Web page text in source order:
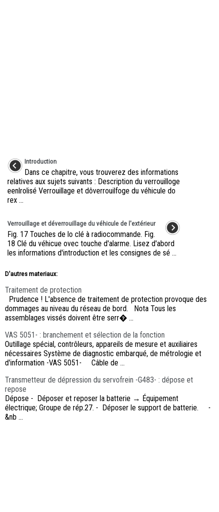
Introduction
Dans ce chapitre, vous trouverez des informations
relatives aux sujets suivants : Description du verrouilloge
eenlrolisé Verrouillage et dôverrouilfoge du véhicule do
rex ...
Verrouillage et déverrouillage du véhicule de l'extérieur
Fig. 17 Touches de lo clé à radiocommande. Fig.
18 Clé du véhicue ovec touche d'alarme. Lisez d'abord
les informations d'introduction et les consignes de sé ...
D'autres materiaux:
Traitement de protection
Prudence ! L'absence de traitement de protection provoque des
dommages au niveau du réseau de bord. Nota Tous les
assemblages vissés doivent être serr� ...
VAS 5051- : branchement et sélection de la fonction
Outillage spécial, contrôleurs, appareils de mesure et auxiliaires
nécessaires Système de diagnostic embarqué, de métrologie et
d'information -VAS 5051- Câble de ...
Transmetteur de dépression du servofrein -G483- : dépose et
repose
Dépose - Déposer et reposer la batterie → Équipement
électrique; Groupe de rép.27. - Déposer le support de batterie. -
&nb ...